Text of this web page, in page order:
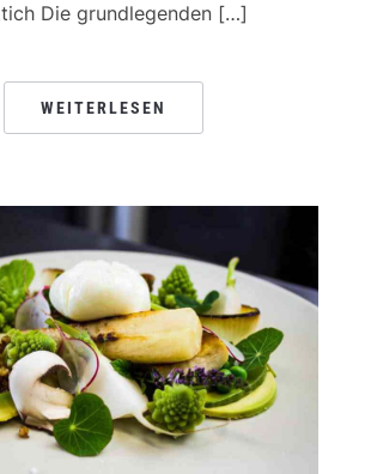
Die grundlegenden […]
WEITERLESEN